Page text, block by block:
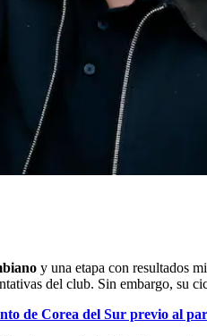
y una etapa con resultados
del club. Sin embargo, su
de Corea del Sur previo al